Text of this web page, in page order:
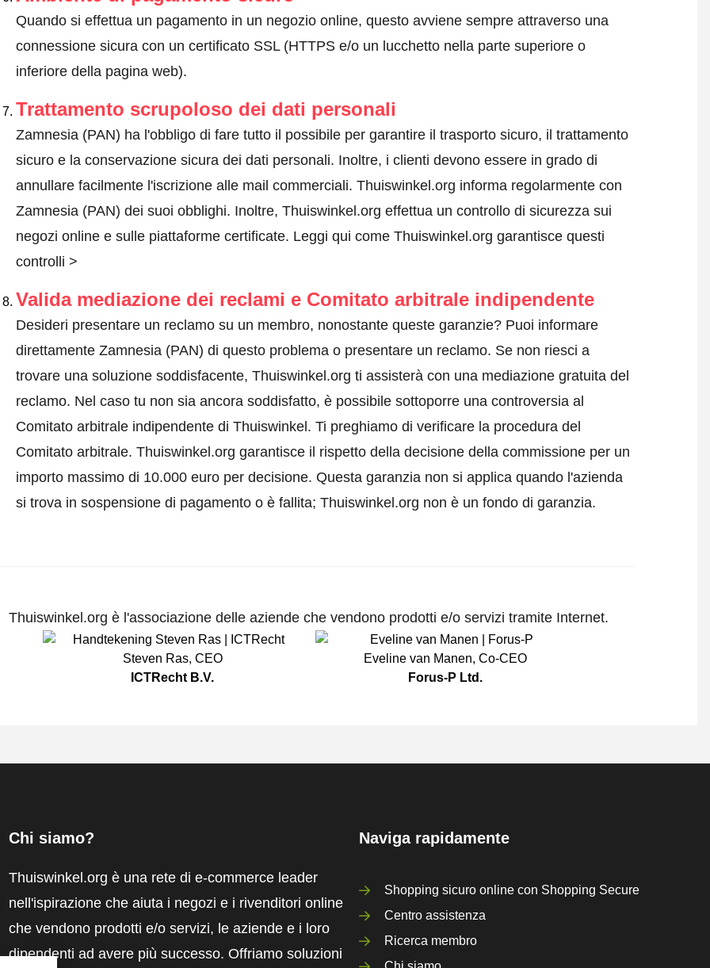
Quando si effettua un pagamento in un negozio online, questo avviene sempre attraverso una
connessione sicura con un certificato SSL (HTTPS e/o un lucchetto nella parte superiore o
inferiore della pagina web).
Trattamento scrupoloso dei dati personali
Zamnesia (PAN) ha l'obbligo di fare tutto il possibile per garantire il trasporto sicuro, il trattamento
sicuro e la conservazione sicura dei dati personali. Inoltre, i clienti devono essere in grado di
annullare facilmente l'iscrizione alle mail commerciali. Thuiswinkel.org informa regolarmente con
Zamnesia (PAN) dei suoi obblighi. Inoltre, Thuiswinkel.org effettua un controllo di sicurezza sui
negozi online e sulle piattaforme certificate. Leggi qui come Thuiswinkel.org garantisce questi
controlli >
Valida mediazione dei reclami e Comitato arbitrale indipendente
Desideri presentare un reclamo su un membro, nonostante queste garanzie? Puoi informare
direttamente Zamnesia (PAN) di questo problema o presentare un reclamo. Se non riesci a
trovare una soluzione soddisfacente, Thuiswinkel.org ti assisterà con una mediazione gratuita del
reclamo. Nel caso tu non sia ancora soddisfatto, è possibile sottoporre una controversia al
Comitato arbitrale indipendente di Thuiswinkel. Ti preghiamo di verificare la procedura del
Comitato arbitrale. Thuiswinkel.org garantisce il rispetto della decisione della commissione per un
importo massimo di 10.000 euro per decisione. Questa garanzia non si applica quando l'azienda
si trova in sospensione di pagamento o è fallita; Thuiswinkel.org non è un fondo di garanzia.
Thuiswinkel.org è l'associazione delle aziende che vendono prodotti e/o servizi tramite Internet.
Steven Ras, CEO
ICTRecht B.V.
Eveline van Manen, Co-CEO
Forus-P Ltd.
Chi siamo?
Thuiswinkel.org è una rete di e-commerce leader
nell'ispirazione che aiuta i negozi e i rivenditori online
che vendono prodotti e/o servizi, le aziende e i loro
dipendenti ad avere più successo. Offriamo soluzioni
Naviga rapidamente
Shopping sicuro online con Shopping Secure
Centro assistenza
Ricerca membro